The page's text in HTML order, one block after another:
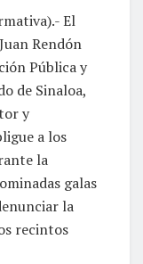
El
Rendón
Pública y
de Sinaloa,
y
a los
la
galas
la
recintos